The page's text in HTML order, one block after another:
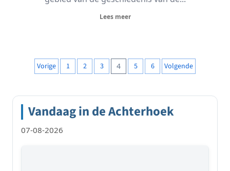
Lees meer
Berichten
Vorige 1 2 3 4 5 6 Volgende
Vandaag in de Achterhoek
07-08-2026